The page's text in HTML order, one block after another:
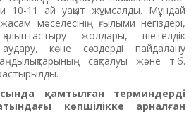
10-11 ай уақыт жұмсалды. Мұндай
мәселесінің ғылыми негіздері,
жолдары, шетелдік
көне сөздерді пайдалану
заңдылықтарының сақталуы және т.б.
қамтылған терминдерді
көпшілікке арналған